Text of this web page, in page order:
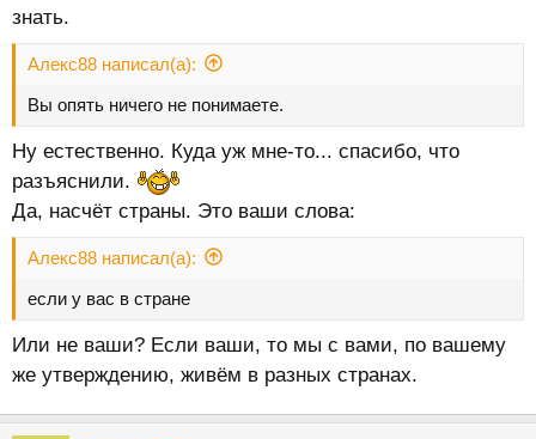
знать.
Алекс88 написал(а):
Вы опять ничего не понимаете.
Ну естественно. Куда уж мне-то... спасибо, что
разъяснили.
Да, насчёт страны. Это ваши слова:
Алекс88 написал(а):
если у вас в стране
Или не ваши? Если ваши, то мы с вами, по вашему
же утверждению, живём в разных странах.